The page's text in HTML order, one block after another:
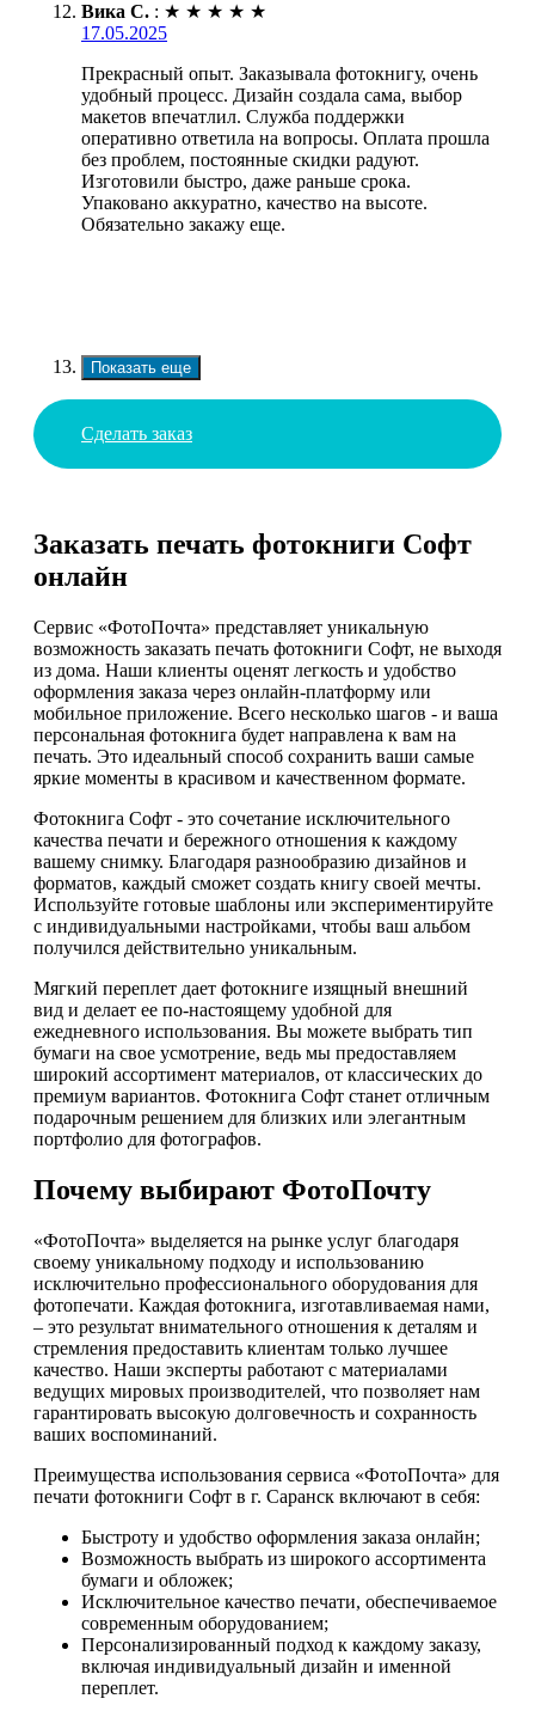
Вика С. : ★ ★ ★ ★ ★
17.05.2025
Прекрасный опыт. Заказывала фотокнигу, очень
удобный процесс. Дизайн создала сама, выбор
макетов впечатлил. Служба поддержки
оперативно ответила на вопросы. Оплата прошла
без проблем, постоянные скидки радуют.
Изготовили быстро, даже раньше срока.
Упаковано аккуратно, качество на высоте.
Обязательно закажу еще.
Показать еще
Сделать заказ
Заказать печать фотокниги Софт
онлайн
Сервис «ФотоПочта» представляет уникальную
возможность заказать печать фотокниги Софт, не выходя
из дома. Наши клиенты оценят легкость и удобство
оформления заказа через онлайн-платформу или
мобильное приложение. Всего несколько шагов - и ваша
персональная фотокнига будет направлена к вам на
печать. Это идеальный способ сохранить ваши самые
яркие моменты в красивом и качественном формате.
Фотокнига Софт - это сочетание исключительного
качества печати и бережного отношения к каждому
вашему снимку. Благодаря разнообразию дизайнов и
форматов, каждый сможет создать книгу своей мечты.
Используйте готовые шаблоны или экспериментируйте
с индивидуальными настройками, чтобы ваш альбом
получился действительно уникальным.
Мягкий переплет дает фотокниге изящный внешний
вид и делает ее по-настоящему удобной для
ежедневного использования. Вы можете выбрать тип
бумаги на свое усмотрение, ведь мы предоставляем
широкий ассортимент материалов, от классических до
премиум вариантов. Фотокнига Софт станет отличным
подарочным решением для близких или элегантным
портфолио для фотографов.
Почему выбирают ФотоПочту
«ФотоПочта» выделяется на рынке услуг благодаря
своему уникальному подходу и использованию
исключительно профессионального оборудования для
фотопечати. Каждая фотокнига, изготавливаемая нами,
– это результат внимательного отношения к деталям и
стремления предоставить клиентам только лучшее
качество. Наши эксперты работают с материалами
ведущих мировых производителей, что позволяет нам
гарантировать высокую долговечность и сохранность
ваших воспоминаний.
Преимущества использования сервиса «ФотоПочта» для
печати фотокниги Софт в г. Саранск включают в себя:
Быстроту и удобство оформления заказа онлайн;
Возможность выбрать из широкого ассортимента
бумаги и обложек;
Исключительное качество печати, обеспечиваемое
современным оборудованием;
Персонализированный подход к каждому заказу,
включая индивидуальный дизайн и именной
переплет.